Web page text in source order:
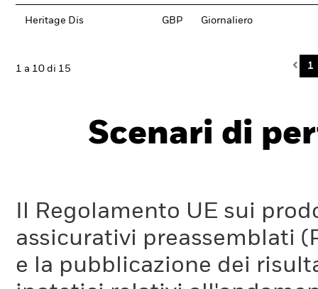
Heritage Dis GBP Giornaliero
1 a 10 di 15 1
Scenari di
Il Regolamento UE sui
assicurativi preassemblati
e la pubblicazione dei